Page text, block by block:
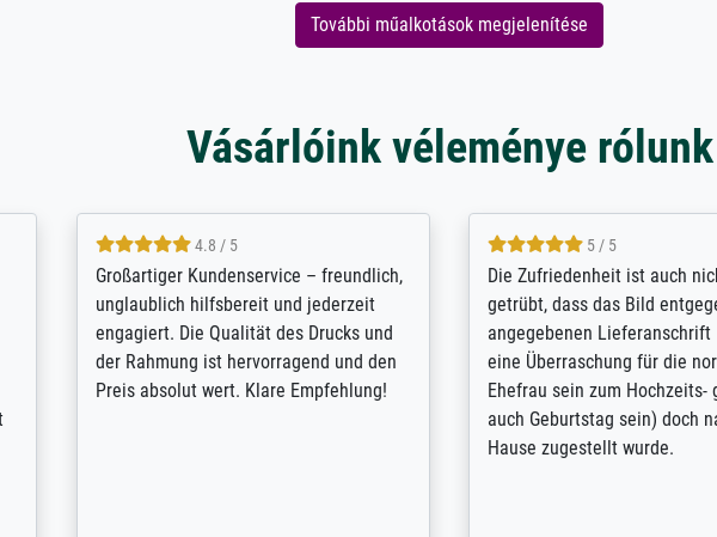
További műalkotások megjelenítése
Vásárlóink véleménye rólunk
5 / 5
Für ein Erinnerungsbuch mit der
Feldpost meines Großvaters aus dem 1.
Weltkrieg benötigte ich ein
ausdrucksvolles Bild. Das habe ich bei
Ihnen gefunden. Bei der Auswahl der
4.8 / 5
Hervorragende Qualität.
vieles anpassen lassen, wie
Randentfernung, Farbe,
Kontrast und Weiteres. Sehr
Kontaktperson per Mail. Das
Kunstdruck) wurde sehr gut
sehr starke Papprolle mit